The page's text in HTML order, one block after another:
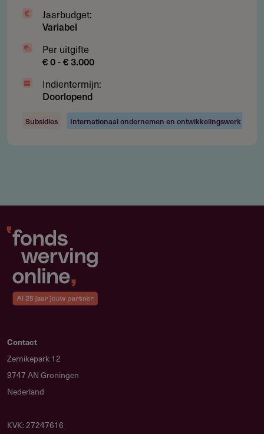
Jaarbudget:
Variabel
Per uitgifte
€ 0 - € 3.000
Indientermijn:
Doorlopend
Subsidies Internationaal ondernemen en ontwikkelingswerk
Contact
Zernikepark 12
9747 AN Groningen
Nederland
KVK: 27247616